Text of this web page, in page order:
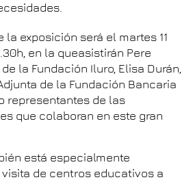
la exposición será el martes 11
en la queasistirán Pere
la Fundación Iluro, Elisa Durán,
de la Fundación Bancaria
representantes de las
que colaboran en este gran
está especialmente
de centros educativos a